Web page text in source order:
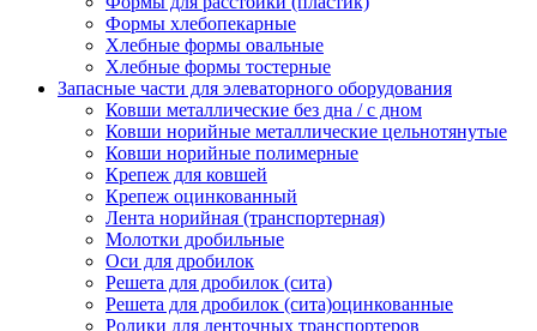
Формы хлебопекарные
Хлебные формы овальные
Хлебные формы тостерные
Запасные части для элеваторного оборудования
Ковши металлические без дна / с дном
Ковши норийные металлические цельнотянутые
Ковши норийные полимерные
Крепеж для ковшей
Крепеж оцинкованный
Лента норийная (транспортерная)
Молотки дробильные
Оси для дробилок
Решета для дробилок (сита)
Решета для дробилок (сита)оцинкованные
Ролики для ленточных транспортеров